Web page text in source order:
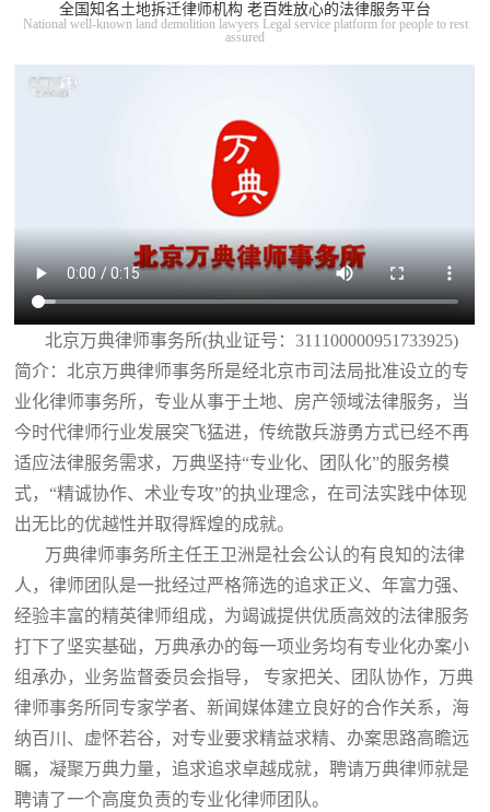
全国知名土地拆迁律师机构 老百姓放心的法律服务平台
National well-known land demolition lawyers Legal service platform for people to rest
assured
北京万典律师事务所(执业证号：311100000951733925)
简介：北京万典律师事务所是经北京市司法局批准设立的专
业化律师事务所，专业从事于土地、房产领域法律服务，当
今时代律师行业发展突飞猛进，传统散兵游勇方式已经不再
适应法律服务需求，万典坚持“专业化、团队化”的服务模
式，“精诚协作、术业专攻”的执业理念，在司法实践中体现
出无比的优越性并取得辉煌的成就。
万典律师事务所主任王卫洲是社会公认的有良知的法律
人，律师团队是一批经过严格筛选的追求正义、年富力强、
经验丰富的精英律师组成，为竭诚提供优质高效的法律服务
打下了坚实基础，万典承办的每一项业务均有专业化办案小
组承办，业务监督委员会指导， 专家把关、团队协作，万典
律师事务所同专家学者、新闻媒体建立良好的合作关系，海
纳百川、虚怀若谷，对专业要求精益求精、办案思路高瞻远
瞩，凝聚万典力量，追求追求卓越成就，聘请万典律师就是
聘请了一个高度负责的专业化律师团队。